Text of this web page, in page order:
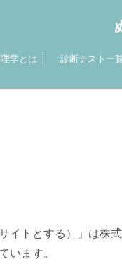
学とは 診断テスト一
イトとする）」は株
います。